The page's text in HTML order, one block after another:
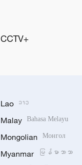
CCTV+
Lao ລາວ
Malay Bahasa Melayu
Mongolian Монгол
Myanmar မြန်မာဘာသာ